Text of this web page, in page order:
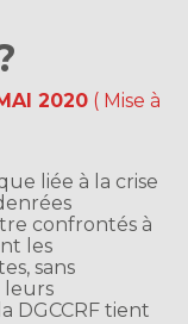
2020 ( Mise à
liée à la crise
confrontés à
les
sans
leurs
DGCCRF tient